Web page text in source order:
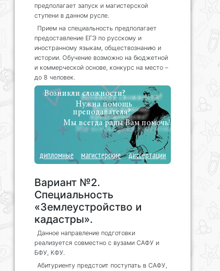
предполагает запуск и магистерской
ступени в данном русле.
Прием на специальность предполагает
предоставление ЕГЭ по русскому и
иностранному языкам, обществознанию и
истории. Обучение возможно на бюджетной
и коммерческой основе, конкурс на место –
до 8 человек.
Возникли сложности?
Нужна помощь
преподавателя?
Мы всегда рады Вам помочь!
дипломные магистерские диссертации
Вариант №2.
Специальность
«Землеустройство и
кадастры».
Данное направление подготовки
реализуется совместно с вузами САФУ и
БФУ, КФУ.
Абитуриенту предстоит поступать в САФУ,